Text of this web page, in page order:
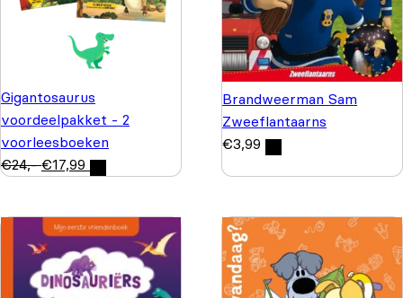
Gigantosaurus
voordeelpakket - 2
voorleesboeken
€24,- €17,99
Brandweerman Sam
Zweeflantaarns
€3,99